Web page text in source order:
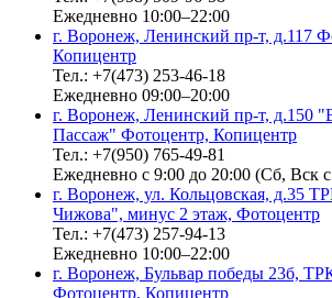
Ежедневно 10:00–22:00
г. Воронеж, Ленинский пр-т, д.117
Копицентр
Тел.: +7(473) 253-46-18
Ежедневно 09:00–20:00
г. Воронеж, Ленинский пр-т, д.150
Пассаж" Фотоцентр, Копицентр
Тел.: +7(950) 765-49-81
Ежедневно с 9:00 до 20:00 (Сб, Вск
г. Воронеж, ул. Кольцовская, д.35
Чижова", минус 2 этаж, Фотоцентр
Тел.: +7(473) 257-94-13
Ежедневно 10:00–22:00
г. Воронеж, Бульвар победы 23б,
Фотоцентр, Копицентр